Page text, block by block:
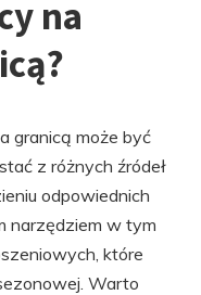
na
granicą może być
z różnych źródeł
odpowiednich
narzędziem w tym
które
Warto